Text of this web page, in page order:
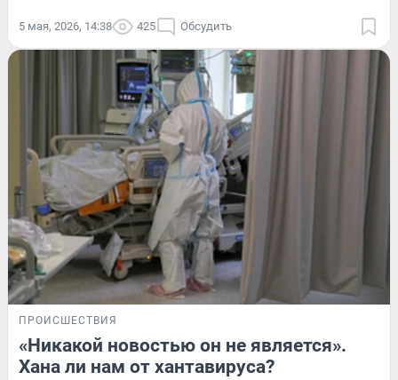
5 мая, 2026, 14:38 425 Обсудить
ПРОИСШЕСТВИЯ
«Никакой новостью он не является».
Хана ли нам от хантавируса?